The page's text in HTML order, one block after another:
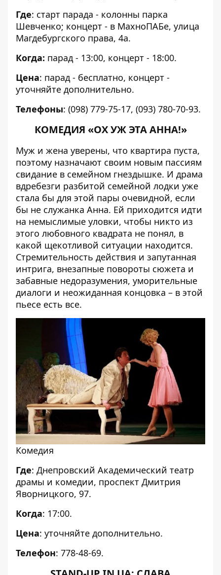
Где: старт парада - колонны парка
Шевченко; концерт - в МахноПАБе, улица
Магдебургского права, 4а.
Когда: парад - 13:00, концерт - 18:00.
Цена: парад - бесплатно, концерт -
уточняйте дополнительно.
Телефоны: (098) 779-75-17, (093) 780-70-93.
КОМЕДИЯ «ОХ УЖ ЭТА АННА!»
Муж и жена уверены, что квартира пуста,
поэтому назначают своим новым пассиям
свидание в семейном гнездышке. И драма
вдребезги разбитой семейной лодки уже
стала бы для этой пары очевидной, если
бы не служанка Анна. Ей приходится идти
на немыслимые уловки, чтобы никто из
этого любовного квадрата не понял, в
какой щекотливой ситуации находится.
Стремительность действия и запутанная
интрига, внезапные повороты сюжета и
забавные недоразумения, уморительные
диалоги и неожиданная концовка – в этой
пьесе есть все.
Комедия
Где: Днепровский Академический театр
драмы и комедии, проспект Дмитрия
Яворницкого, 97.
Когда: 17:00.
Цена: уточняйте дополнительно.
Телефон: 778-48-69.